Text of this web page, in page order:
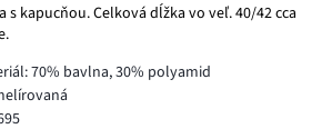
s kapucňou. Celková dĺžka vo veľ. 40/42 cca
70% bavlna, 30% polyamid